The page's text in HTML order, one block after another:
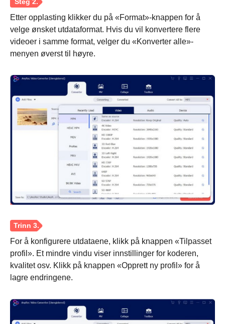
Etter opplasting klikker du på «Format»-knappen for å
velge ønsket utdataformat. Hvis du vil konvertere flere
videoer i samme format, velger du «Konverter alle»-
menyen øverst til høyre.
For å konfigurere utdataene, klikk på knappen «Tilpasset
profil». Et mindre vindu viser innstillinger for koderen,
kvalitet osv. Klikk på knappen «Opprett ny profil» for å
lagre endringene.